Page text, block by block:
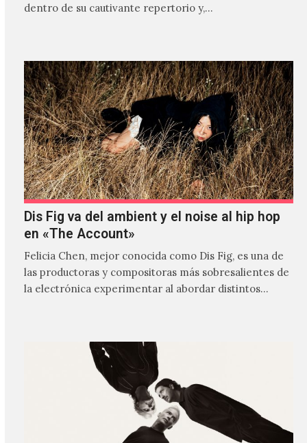
dentro de su cautivante repertorio y,…
Dis Fig va del ambient y el noise al hip hop
en «The Account»
Felicia Chen, mejor conocida como Dis Fig, es una de
las productoras y compositoras más sobresalientes de
la electrónica experimentar al abordar distintos